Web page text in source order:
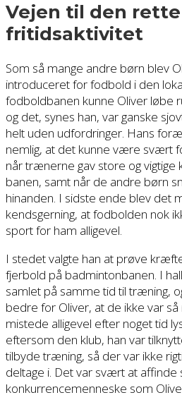
Vejen til den rette
fritidsaktivitet
Som så mange andre børn blev
introduceret for fodbold i den
fodboldbanen kunne Oliver løbe
og det, synes han, var ganske
helt uden udfordringer. Hans
nemlig, at det kunne være svært
når trænerne gav store og vigtige
banen, samt når de andre børn
hinanden. I sidste ende blev det
kendsgerning, at fodbolden nok
sport for ham alligevel.
I stedet valgte han at prøve
fjerbold på badmintonbanen. I
samlet på samme tid til træning,
bedre for Oliver, at de ikke var
mistede alligevel efter noget tid
eftersom den klub, han var
tilbyde træning, så der var ikke
deltage i. Det var svært at affinde
konkurrencemenneske som